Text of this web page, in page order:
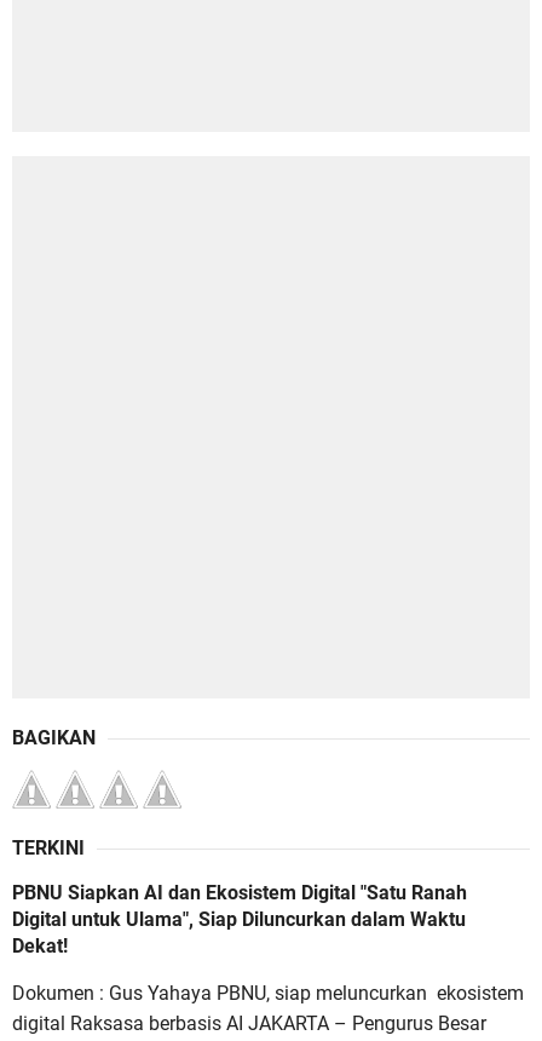
BAGIKAN
TERKINI
PBNU Siapkan AI dan Ekosistem Digital "Satu Ranah
Digital untuk Ulama", Siap Diluncurkan dalam Waktu
Dekat!
Dokumen : Gus Yahaya PBNU, siap meluncurkan ekosistem
digital Raksasa berbasis AI JAKARTA – Pengurus Besar